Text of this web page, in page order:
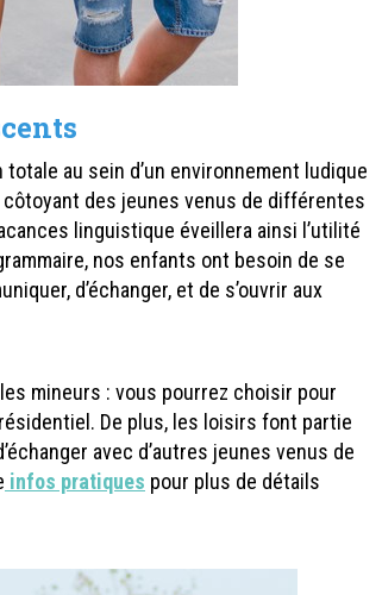
au sein d’un environnement ludique
côtoyant des jeunes venus de différentes
linguistique éveillera ainsi l’utilité
nos enfants ont besoin de se
d’échanger, et de s’ouvrir aux
mineurs : vous pourrez choisir pour
De plus, les loisirs font partie
avec d’autres jeunes venus de
infos pratiques pour plus de détails